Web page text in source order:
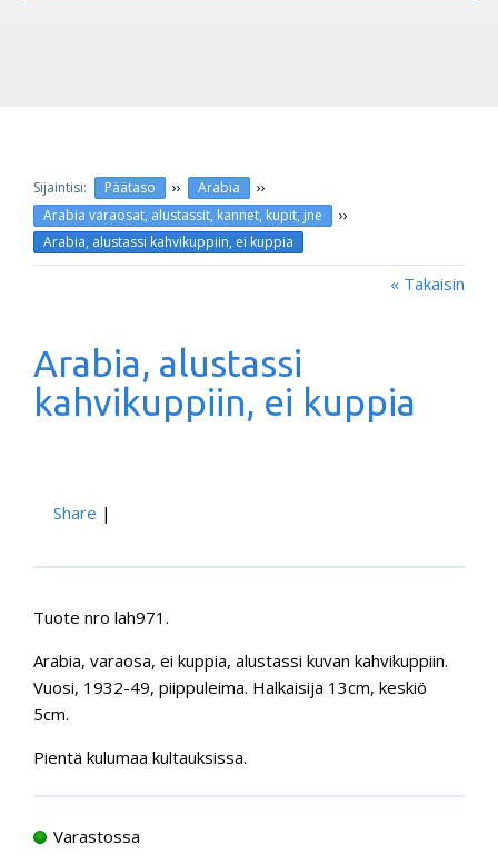
Päätaso ›› Arabia ››
Arabia varaosat, alustassit, kannet, kupit, jne ››
Arabia, alustassi kahvikuppiin, ei kuppia
« Takaisin
Arabia, alustassi
kahvikuppiin, ei kuppia
Share |
Tuote nro lah971.
Arabia, varaosa, ei kuppia, alustassi kuvan kahvikuppiin.
Vuosi, 1932-49, piippuleima. Halkaisija 13cm, keskiö
5cm.
Pientä kulumaa kultauksissa.
Varastossa